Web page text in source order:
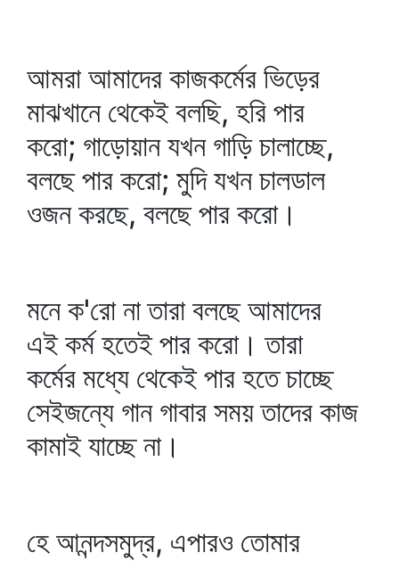
আমরা আমাদের কাজকর্মের ভিড়ের
মাঝখানে থেকেই বলছি, হরি পার
করো; গাড়োয়ান যখন গাড়ি চালাচ্ছে,
বলছে পার করো; মুদি যখন চালডাল
ওজন করছে, বলছে পার করো।
মনে ক'রো না তারা বলছে আমাদের
এই কর্ম হতেই পার করো। তারা
কর্মের মধ্যে থেকেই পার হতে চাচ্ছে
সেইজন্যে গান গাবার সময় তাদের কাজ
কামাই যাচ্ছে না।
হে আনন্দসমুদ্র, এপারও তোমার